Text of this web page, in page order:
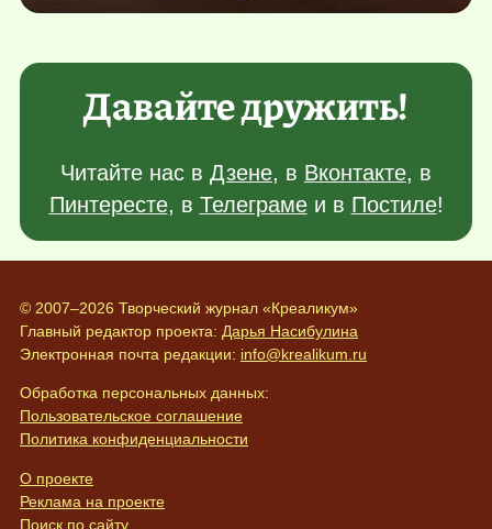
Давайте дружить!
Читайте нас в Дзене, в Вконтакте, в
Пинтересте, в Телеграмеи в Постиле!
© 2007–2026 Творческий журнал «Креаликум»
Главный редактор проекта: Дарья Насибулина
Электронная почта редакции: info@krealikum.ru
Обработка персональных данных:
Пользовательское соглашение
Политика конфиденциальности
О проекте
Реклама на проекте
Поиск по сайту